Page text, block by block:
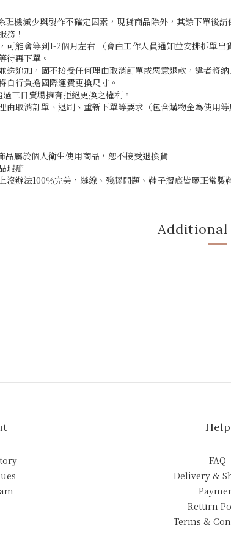
機減少與製作不確定因素，現貨商品除外，其餘下單後請
務！
能會等到1-2個月左右 （會由工作人員通知並安排拆單出
待再下單。
追加，固不接受任何理由取消訂單或惡意退款，違者將納
自行負擔國際運費更換尺寸。
三日賣場擁有拒絕更換之權利。
取消訂單、退刷、重新下單等要求（包含購物金為使用等
屬於個人衛生使用商品，恕不接受退換貨
瑕疵
沒辦法100％完美，縫線、殘膠問題、鞋子摺痕皆屬正常製
Help
FAQ
Delivery &
Return
Terms &